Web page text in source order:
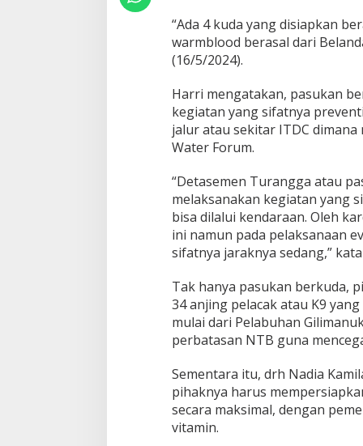
“Ada 4 kuda yang disiapkan
warmblood berasal dari
(16/5/2024).
Harri mengatakan, pasukan
kegiatan yang sifatnya
jalur atau sekitar ITDC
Water Forum.
“Detasemen Turangga atau
melaksanakan kegiatan yang
bisa dilalui kendaraan. Oleh
ini namun pada pelaksanaan
sifatnya jaraknya sedang,”
Tak hanya pasukan berkuda,
34 anjing pelacak atau K9
mulai dari Pelabuhan
perbatasan NTB guna
Sementara itu, drh Nadia
pihaknya harus
secara maksimal, dengan
vitamin.